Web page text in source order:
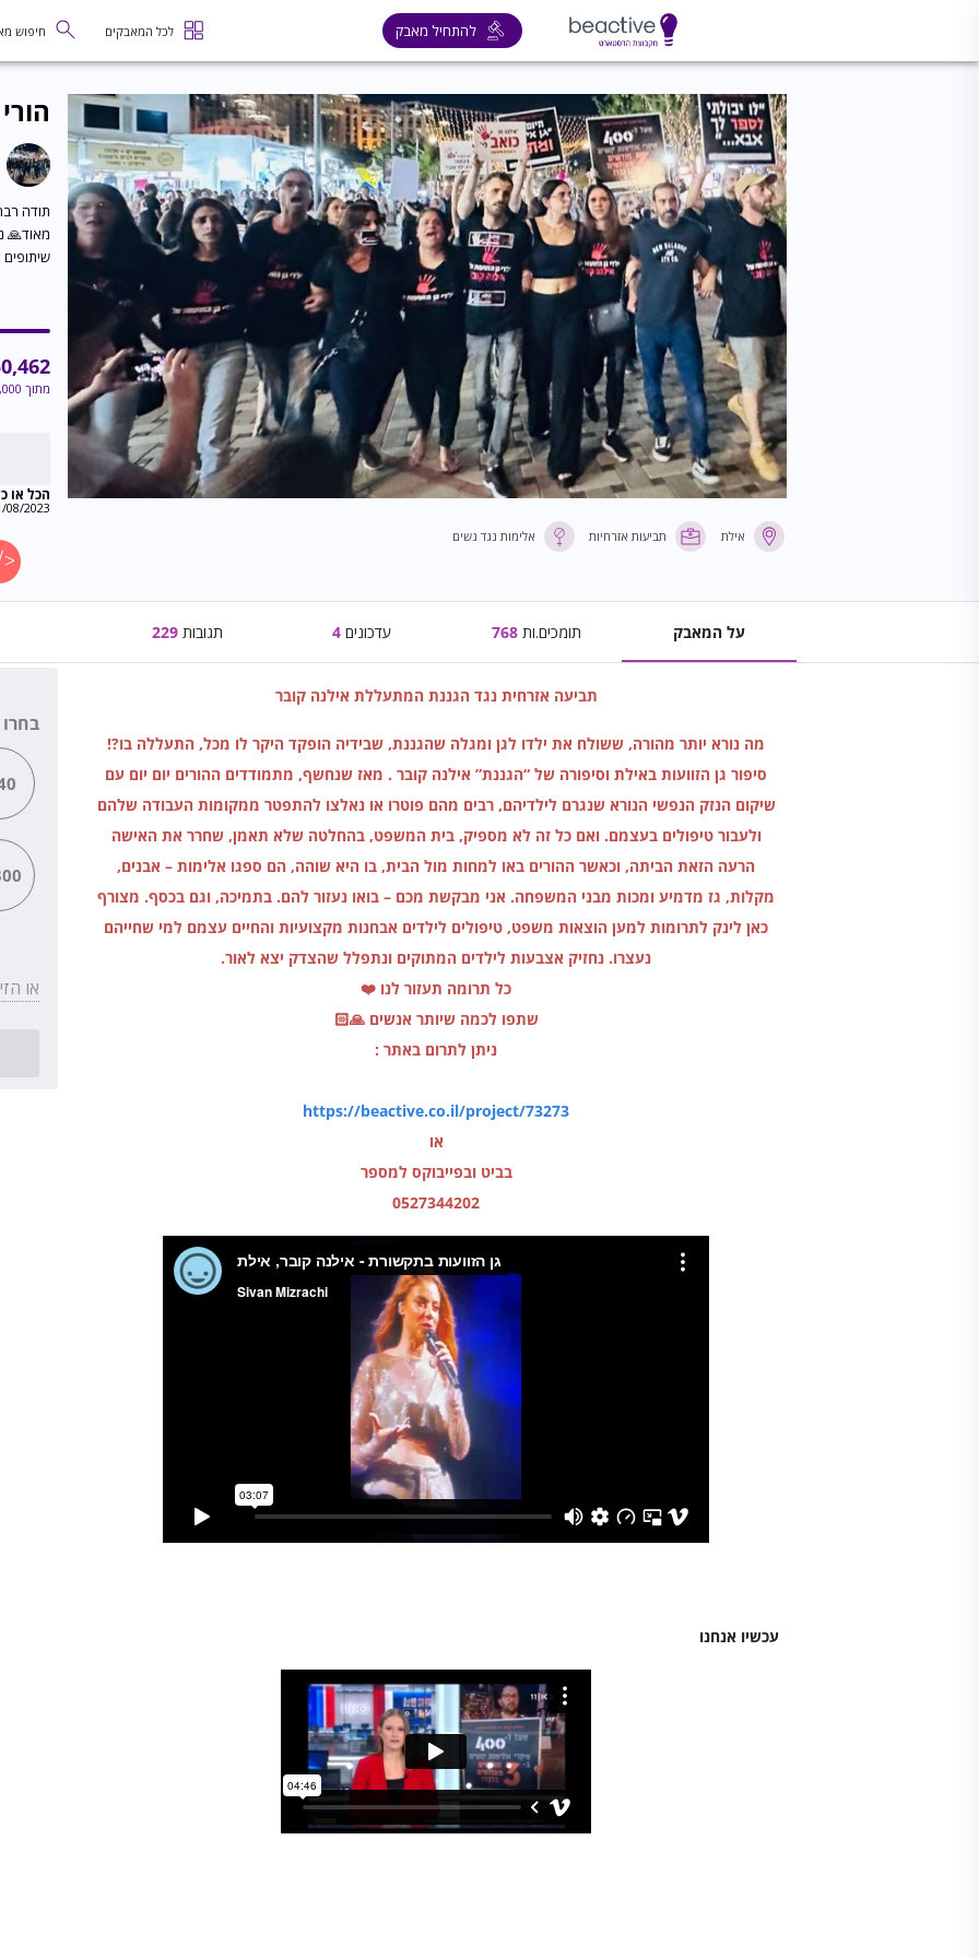
להתחיל מאבק לכל המאבקים חיפוש
אילת תביעות אזרחיות אלימות נגד נשים
תודה
מאוד🙏
מתוך
הכל או
08/2023
על המאבק תומכים.ות 768 עדכונים 4 תגובות 229
תביעה אזרחית נגד הגננת המתעללת אילנה קובר
מה נורא יותר מהורה, ששולח את ילדו לגן ומגלה שהגננת, שבידיה הופקד היקר לו מכל, התעללה בו?!
סיפור גן הזוועות באילת וסיפורה של “הגננת” אילנה קובר . מאז שנחשף, מתמודדים ההורים יום יום עם
שיקום הנזק הנפשי הנורא שנגרם לילדיהם, רבים מהם פוטרו או נאלצו להתפטר ממקומות העבודה שלהם
ולעבור טיפולים בעצמם. ואם כל זה לא מספיק, בית המשפט, בהחלטה שלא תאמן, שחרר את האישה
הרעה הזאת הביתה, וכאשר ההורים באו למחות מול הבית, בו היא שוהה, הם ספגו אלימות – אבנים,
מקלות, גז מדמיע ומכות מבני המשפחה. אני מבקשת מכם – בואו נעזור להם. בתמיכה, וגם בכסף. מצורף
כאן לינק לתרומות למען הוצאות משפט, טיפולים לילדים אבחנות מקצועיות והחיים עצמם למי שחייהם
נעצרו. נחזיק אצבעות לילדים המתוקים ונתפלל שהצדק יצא לאור.
כל תרומה תעזור לנו ❤️
שתפו לכמה שיותר אנשים 🙏🏻
ניתן לתרום באתר :
https://beactive.co.il/project/73273
או
בביט ובפייבוקס למספר
0527344202
עכשיו אנחנו
או